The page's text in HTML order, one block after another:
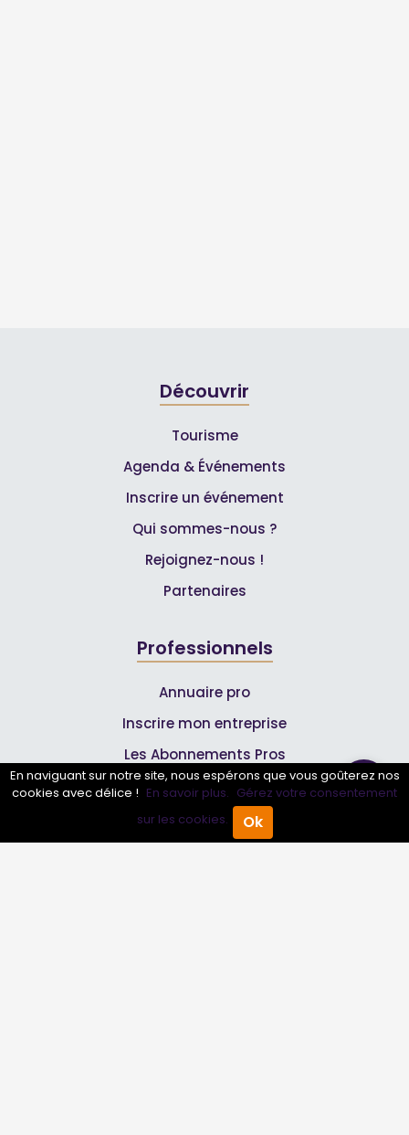
Annuaire Pro Agenda
Découvrir
Tourisme
Agenda & Événements
Inscrire un événement
Qui sommes-nous ?
Rejoignez-nous !
Partenaires
Professionnels
Annuaire pro
Inscrire mon entreprise
Les Abonnements Pros
Infos
En naviguant sur notre site, nous espérons que vous goûterez nos
cookies avec délice ! En savoir plus. Gérez votre consentement
sur les cookies.
Ok